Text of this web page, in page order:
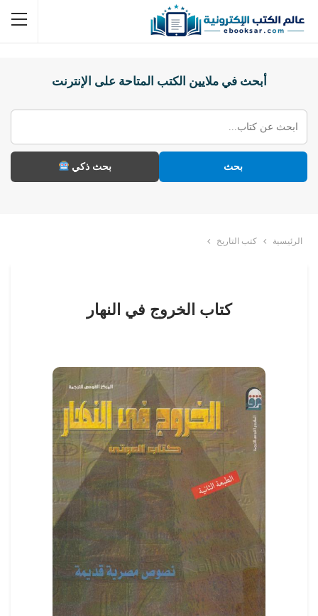
أبحث في ملايين الكتب المتاحة على الإنترنت
بحث بحث ذكي
الرئيسية كتب التاريخ
كتاب الخروج في النهار